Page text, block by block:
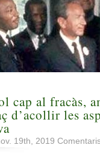
cap al fracàs,
d’acollir les
19th, 2019